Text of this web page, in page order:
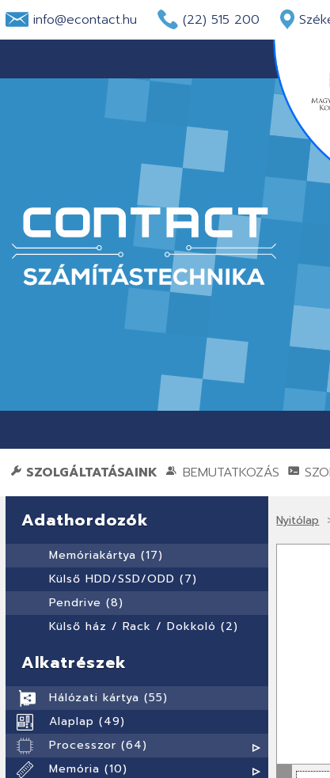
info@econtact.hu (22) 515 200
SZOLGÁLTATÁSAINK BEMUTATKOZÁS
Adathordozók
Memóriakártya (17)
Külső HDD/SSD/ODD (7)
Pendrive (8)
Külső ház / Rack / Dokkoló (2)
Alkatrészek
Hálózati kártya (55)
Alaplap (49)
Processzor (64)
Memória (10)
Nyitólap